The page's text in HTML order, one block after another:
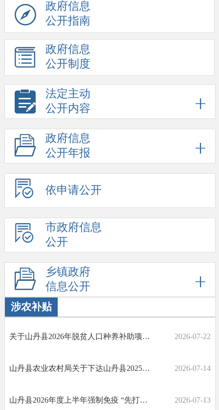
政府信息
公开指南
政府信息
公开制度
法定主动
公开内容
政府信息
公开年报
依申请公开
市政府信息
公开
乡镇政府
信息公开
涉农补贴
关于山丹县2026年脱贫人口种养补助项目资金发放情况公告 2026-07-22
山丹县农业农村局关于下达山丹县2025年布病动物强制扑杀补助资金的通知 2026-07-14
山丹县2026年度上半年强制免疫 “先打后补”规模养殖场补助审核结果公示 2026-07-13